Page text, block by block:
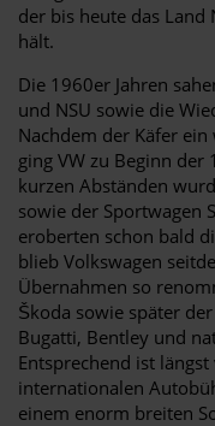
der bis heute das
hält.
Die 1960er Jahren
und NSU sowie die
Nachdem der Käfer
ging VW zu Beginn der
kurzen Abständen
sowie der Sportwagen
eroberten schon bald
blieb Volkswagen
Übernahmen so
Škoda sowie später
Bugatti, Bentley und
Entsprechend ist
internationalen
einem enorm breiten